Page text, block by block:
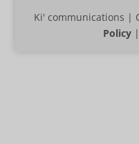
Ki' communications |
Policy|